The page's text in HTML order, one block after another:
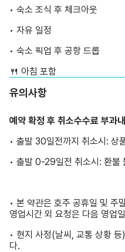
• 숙소 조식 후 체크아웃
• 자유 일정
• 숙소 픽업 후 공항 드롭
🍴 아침 포함
유의사항
예약 확정 후 취소수수료 부과
• 출발 30일전까지 취소시: 상
• 출발 0-29일전 취소시: 환불
• 본 약관은 호주 공휴일 및 주
영업시간 외 요청은 다음 영업
• 현지 사정(날씨, 교통 상황
다.